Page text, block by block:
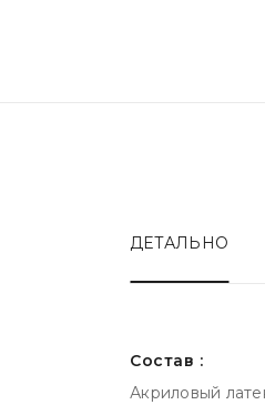
ДЕТАЛЬНО
Состав :
Акриловый